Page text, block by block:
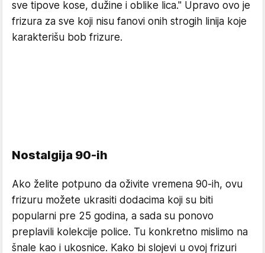
sve tipove kose, dužine i oblike lica." Upravo ovo je
frizura za sve koji nisu fanovi onih strogih linija koje
karakterišu bob frizure.
Nostalgija 90-ih
Ako želite potpuno da oživite vremena 90-ih, ovu
frizuru možete ukrasiti dodacima koji su biti
popularni pre 25 godina, a sada su ponovo
preplavili kolekcije police. Tu konkretno mislimo na
šnale kao i ukosnice. Kako bi slojevi u ovoj frizuri